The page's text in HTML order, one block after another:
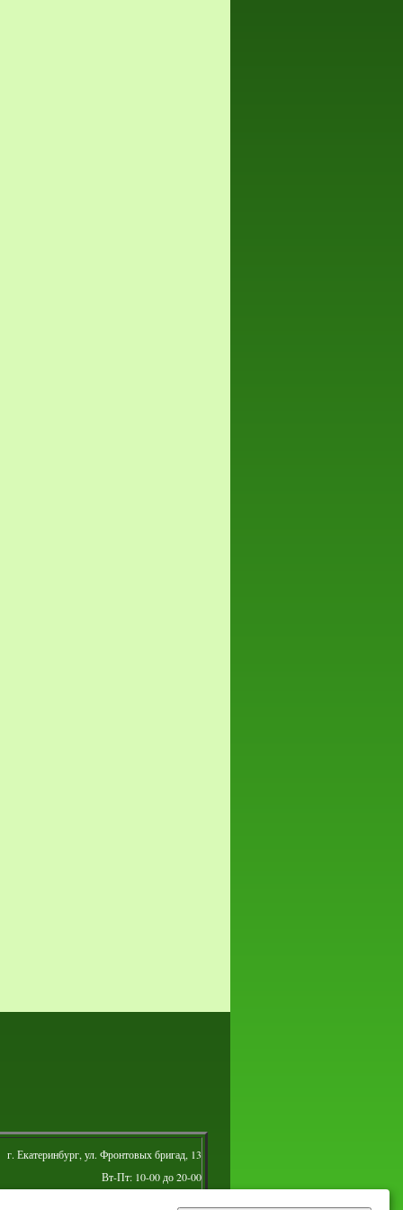
г. Екатеринбург, ул. Фронтовых бригад, 13
Вт-Пт: 10-00 до 20-00